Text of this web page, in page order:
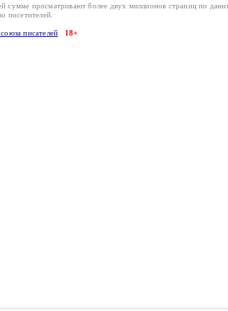
сумме просматривают более двух миллионов страниц по
посетителей.
писателей 18+